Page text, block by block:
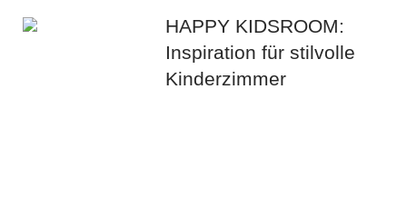
HAPPY KIDSROOM:
Inspiration für stilvolle
Kinderzimmer